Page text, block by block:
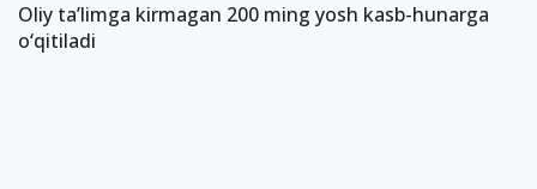
Oliy ta’limga kirmagan 200 ming yosh kasb-hunarga
o‘qitiladi